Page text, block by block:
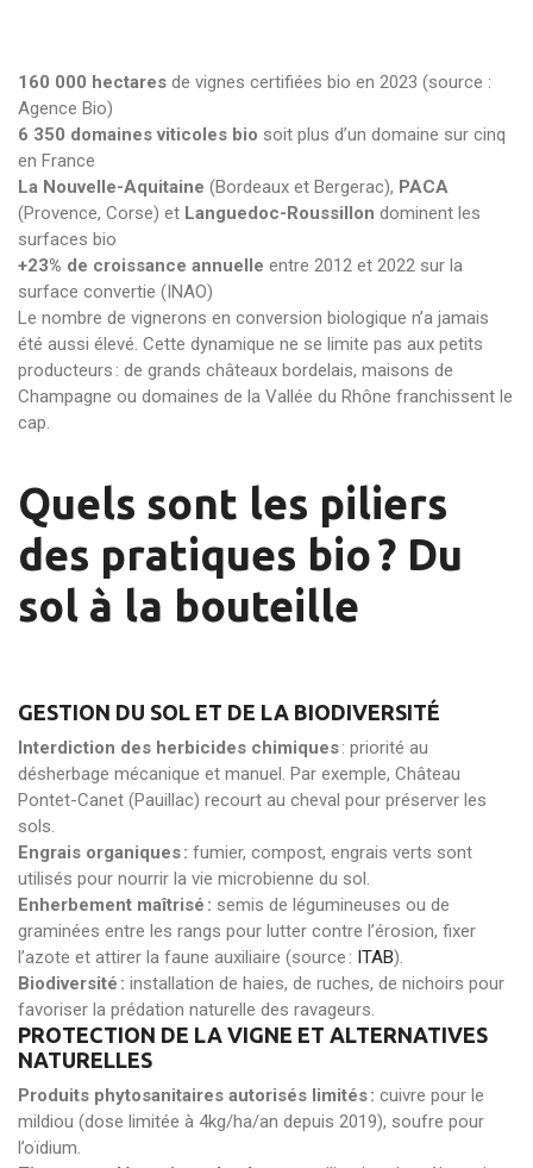
160 000 hectares de vignes certifiées bio en 2023 (source :
Agence Bio)
6 350 domaines viticoles bio soit plus d’un domaine sur cinq
en France
La Nouvelle-Aquitaine (Bordeaux et Bergerac), PACA
(Provence, Corse) et Languedoc-Roussillon dominent les
surfaces bio
+23% de croissance annuelle entre 2012 et 2022 sur la
surface convertie (INAO)
Le nombre de vignerons en conversion biologique n’a jamais
été aussi élevé. Cette dynamique ne se limite pas aux petits
producteurs : de grands châteaux bordelais, maisons de
Champagne ou domaines de la Vallée du Rhône franchissent le
cap.
Quels sont les piliers
des pratiques bio ? Du
sol à la bouteille
GESTION DU SOL ET DE LA BIODIVERSITÉ
Interdiction des herbicides chimiques: priorité au
désherbage mécanique et manuel. Par exemple, Château
Pontet-Canet (Pauillac) recourt au cheval pour préserver les
sols.
Engrais organiques : fumier, compost, engrais verts sont
utilisés pour nourrir la vie microbienne du sol.
Enherbement maîtrisé : semis de légumineuses ou de
graminées entre les rangs pour lutter contre l’érosion, fixer
l’azote et attirer la faune auxiliaire (source : ITAB).
Biodiversité : installation de haies, de ruches, de nichoirs pour
favoriser la prédation naturelle des ravageurs.
PROTECTION DE LA VIGNE ET ALTERNATIVES
NATURELLES
Produits phytosanitaires autorisés limités : cuivre pour le
mildiou (dose limitée à 4kg/ha/an depuis 2019), soufre pour
l’oïdium.